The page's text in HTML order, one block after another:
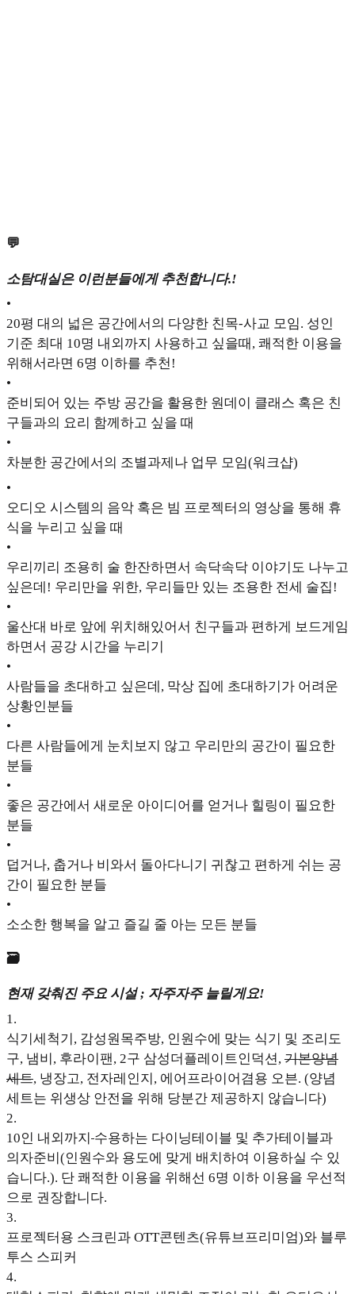
💬
소탐대실은 이런분들에게 추천합니다.!
•
20평 대의 넓은 공간에서의 다양한 친목-사교 모임. 성인
기준 최대 10명 내외까지 사용하고 싶을때, 쾌적한 이용을
위해서라면 6명 이하를 추천!
•
준비되어 있는 주방 공간을 활용한 원데이 클래스 혹은 친
구들과의 요리 함께하고 싶을 때
•
차분한 공간에서의 조별과제나 업무 모임(워크샵)
•
오디오 시스템의 음악 혹은 빔 프로젝터의 영상을 통해 휴
식을 누리고 싶을 때
•
우리끼리 조용히 술 한잔하면서 속닥속닥 이야기도 나누고
싶은데! 우리만을 위한, 우리들만 있는 조용한 전세 술집!
•
울산대 바로 앞에 위치해있어서 친구들과 편하게 보드게임
하면서 공강 시간을 누리기
•
사람들을 초대하고 싶은데, 막상 집에 초대하기가 어려운
상황인분들
•
다른 사람들에게 눈치보지 않고 우리만의 공간이 필요한
분들
•
좋은 공간에서 새로운 아이디어를 얻거나 힐링이 필요한
분들
•
덥거나, 춥거나 비와서 돌아다니기 귀찮고 편하게 쉬는 공
간이 필요한 분들
•
소소한 행복을 알고 즐길 줄 아는 모든 분들
🗃️
현재 갖춰진 주요 시설 ; 자주자주 늘릴게요!
1.
식기세척기, 감성원목주방, 인원수에 맞는 식기 및 조리도
구, 냄비, 후라이팬, 2구 삼성더플레이트인덕션, 기본양념
세트, 냉장고, 전자레인지, 에어프라이어겸용 오븐. (양념
세트는 위생상 안전을 위해 당분간 제공하지 않습니다)
2.
10인 내외까지 수용하는 다이닝테이블 및 추가테이블과
의자준비(인원수와 용도에 맞게 배치하여 이용하실 수 있
습니다.). 단 쾌적한 이용을 위해선 6명 이하 이용을 우선적
으로 권장합니다.
3.
프로젝터용 스크린과 OTT콘텐츠(유튜브프리미엄)와 블루
투스 스피커
4.